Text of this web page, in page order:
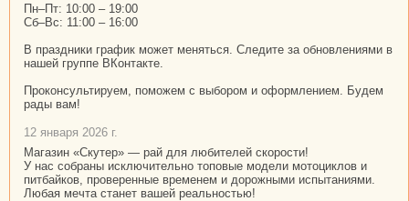
Пн–Пт: 10:00 – 19:00
Сб–Вс: 11:00 – 16:00
В праздники график может меняться. Следите за обновлениями в
нашей группе ВКонтакте.
Проконсультируем, поможем с выбором и оформлением. Будем
рады вам!
12 января 2026 г.
Магазин «Скутер» — рай для любителей скорости!
У нас собраны исключительно топовые модели мотоциклов и
питбайков, проверенные временем и дорожными испытаниями.
Любая мечта станет вашей реальностью!